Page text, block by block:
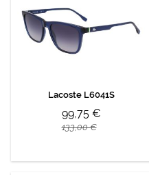
Lacoste L6041S
99,75 €
133,00 €